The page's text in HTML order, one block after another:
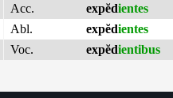
Acc.
expĕdientes
Abl.
expĕdientes
Voc.
expĕdientibus